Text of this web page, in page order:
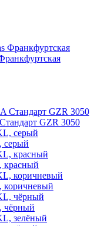
GZR 3050
серый
красный
коричневый
чёрный